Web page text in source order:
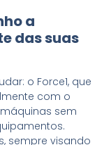
a
das suas
o Force1, que
com o
sem
sempre visando